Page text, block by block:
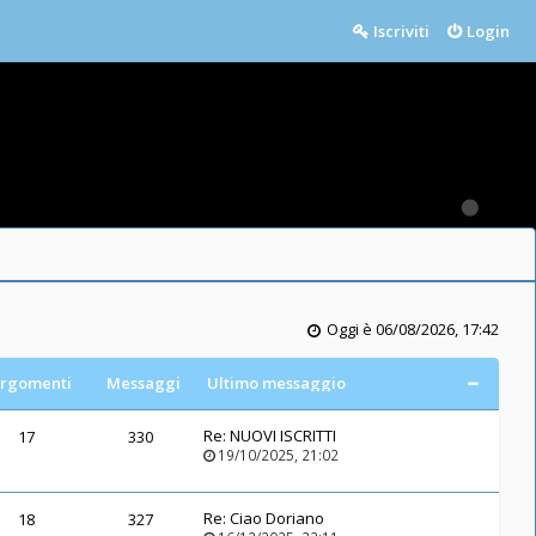
Login
Iscriviti
Oggi è 06/08/2026, 17:42
Messaggi Ultimo messaggio
17 330 Re: NUOVI ISCRITTI
19/10/2025, 21:02
18 327 Re: Ciao Doriano